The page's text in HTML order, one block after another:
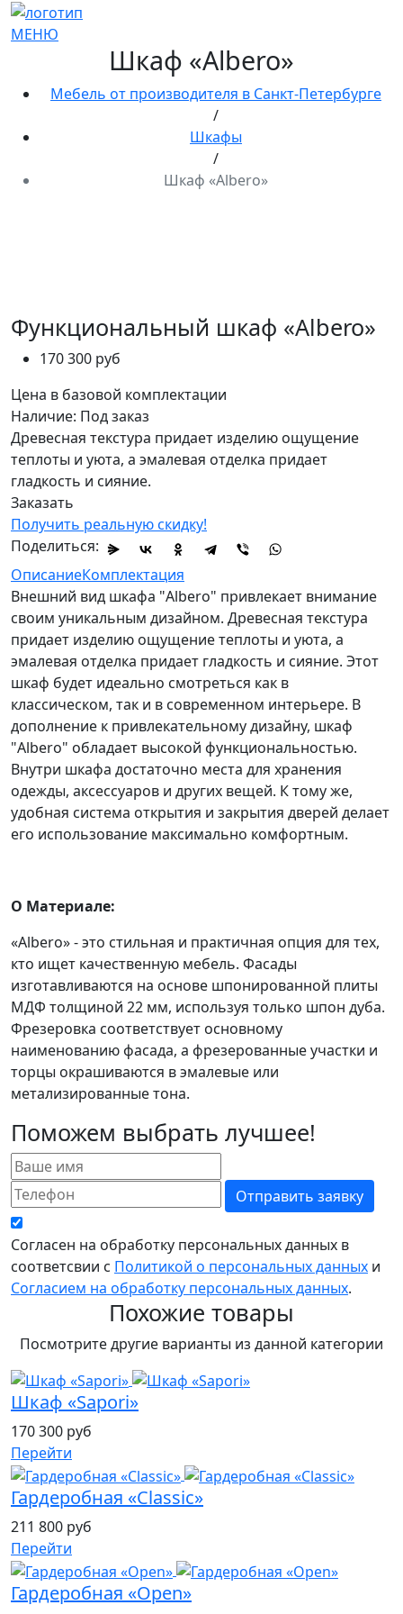
МЕНЮ
Шкаф «Albero»
Мебель от производителя в Санкт-Петербурге
/
Шкафы
/
Шкаф «Albero»
Функциональный шкаф «Albero»
170 300 руб
Цена в базовой комплектации
Наличие: Под заказ
Древесная текстура придает изделию ощущение
теплоты и уюта, а эмалевая отделка придает
гладкость и сияние.
Заказать
Получить реальную скидку!
Поделиться:
ОписаниеКомплектация
Внешний вид шкафа "Albero" привлекает внимание
своим уникальным дизайном. Древесная текстура
придает изделию ощущение теплоты и уюта, а
эмалевая отделка придает гладкость и сияние. Этот
шкаф будет идеально смотреться как в
классическом, так и в современном интерьере. В
дополнение к привлекательному дизайну, шкаф
"Albero" обладает высокой функциональностью.
Внутри шкафа достаточно места для хранения
одежды, аксессуаров и других вещей. К тому же,
удобная система открытия и закрытия дверей делает
его использование максимально комфортным.
О Материале:
«Albero» - это стильная и практичная опция для тех,
кто ищет качественную мебель. Фасады
изготавливаются на основе шпонированной плиты
МДФ толщиной 22 мм, используя только шпон дуба.
Фрезеровка соответствует основному
наименованию фасада, а фрезерованные участки и
торцы окрашиваются в эмалевые или
метализированные тона.
Поможем выбрать лучшее!
Отправить заявку
Согласен на обработку персональных данных в
соответсвии с Политикой о персональных данных и
Согласием на обработку персональных данных.
Похожие товары
Посмотрите другие варианты из данной категории
Шкаф «Sapori»
170 300 руб
Перейти
Гардеробная «Classic»
211 800 руб
Перейти
Гардеробная «Open»